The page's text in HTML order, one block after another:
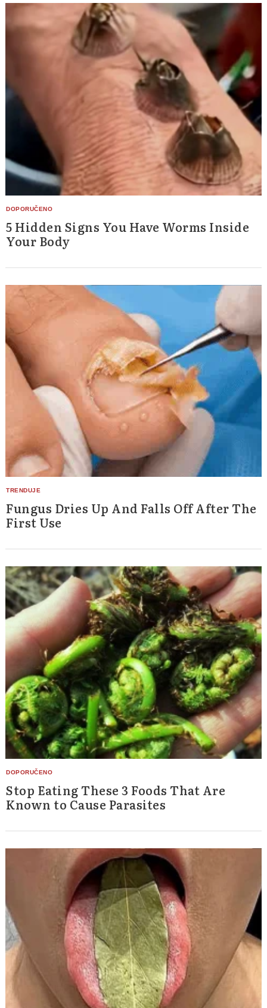
5 Hidden Signs You Have Worms Inside
Your Body
Fungus Dries Up And Falls Off After The
First Use
Stop Eating These 3 Foods That Are
Known to Cause Parasites